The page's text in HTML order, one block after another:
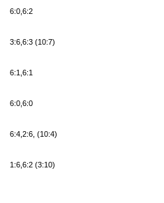
6:0,6:2
3:6,6:3 (10:7)
6:1,6:1
6:0,6:0
6:4,2:6, (10:4)
1:6,6:2 (3:10)